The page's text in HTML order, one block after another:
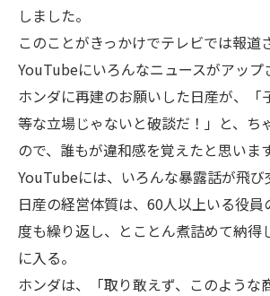
しました。
このことがきっかけでテレビでは報道
YouTubeにいろんなニュースがアップ
ホンダに再建のお願いした日産が、「
等な立場じゃないと破談だ！」と、ち
ので、誰もが違和感を覚えたと思います
YouTubeには、いろんな暴露話が飛び
日産の経営体質は、60人以上いる役員
度も繰り返し、とことん煮詰めて納得
に入る。
ホンダは、「取り敢えず、このような